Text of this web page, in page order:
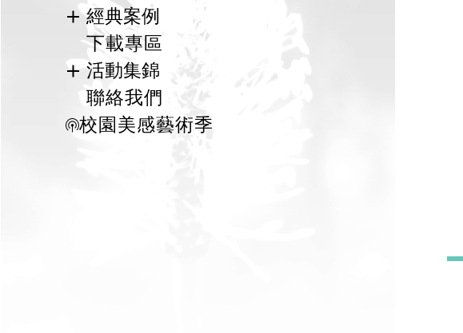
廖雲章 謝統勝
林平
洪明正
曾啟雄 黃明威
本計畫相關活動訊息
教育部推動美感教育相關子計畫網站
美感教育研究中心
經典案例
國際案例
國內案例
113年度
112年度
下載專區
活動集錦
113年度
112年度
111年度
聯絡我們
校園美感藝術季